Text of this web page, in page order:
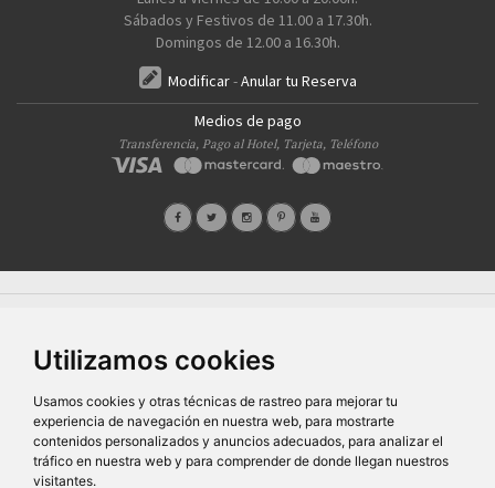
Utilizamos cookies
Usamos cookies y otras técnicas de rastreo para mejorar tu
experiencia de navegación en nuestra web, para mostrarte
contenidos personalizados y anuncios adecuados, para analizar el
tráfico en nuestra web y para comprender de donde llegan nuestros
visitantes.
Sábados y Festivos de 11.00 a 17.30h.
Domingos de 12.00 a 16.30h.
Modificar-Anular tu Reserva
Medios de pago
Transferencia, Pago al Hotel, Tarjeta, Teléfono
SG Entornos Turísticos S.L. Av. Vila Verde Cidade de Portugal, 25 Bajo. Lugo 27002 – España
Todos los derechos reservados